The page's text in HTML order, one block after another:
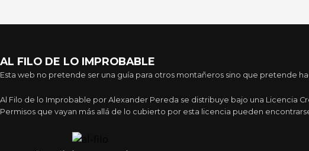
AL FILO DE LO IMPROBABLE
Esta web no pretende ser una guía para otros montañeros sino que pretende
Al Filo de lo Improbable por Alexander Pereda se distribuye bajo una Licencia
Permisos que vayan más allá de lo cubierto por esta licencia pueden